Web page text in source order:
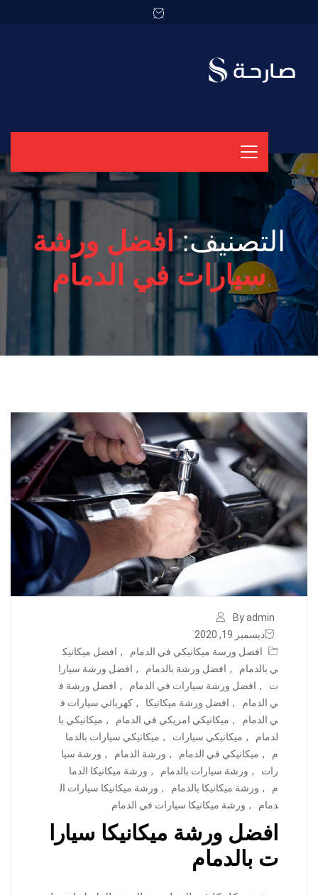
التصنيف: افضل ورشة
سيارات في الدمام
By admin
ديسمبر 19, 2020
افصل ورسة ميكانيكي في الدمام
, افضل ميكانيك
ي بالدمام
, افضل ورشة بالدمام , افضل ورشة سيارا
ت
, افضل ورشة سيارات في الدمام , افضل ورشة ف
ي الدمام
, افضل ورشة ميكانيكا , كهربائي سيارات ف
ي الدمام
, ميكانيكي امريكي في الدمام , ميكانيكي با
لدمام
, ميكانيكي سيارات , ميكانيكي سيارات بالدما
م
, ميكانيكي في الدمام , ورشة الدمام , ورشة سيا
رات
, ورشة سيارات بالدمام , ورشة ميكانيكا الدما
م
, ورشة ميكانيكا بالدمام , ورشة ميكانيكا سيارات ال
دمام
, ورشة ميكانيكا سيارات في الدمام
افضل ورشة ميكانيكا سيارا
ت بالدمام